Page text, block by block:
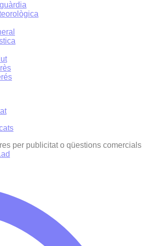
per publicitat o qüestions comercials